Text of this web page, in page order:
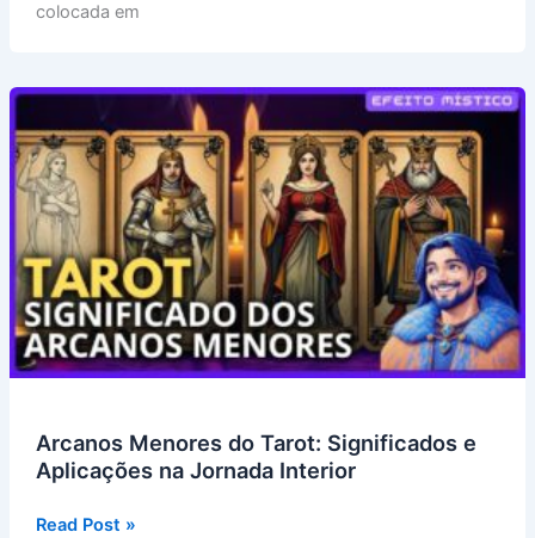
colocada em
Arcanos Menores do Tarot: Significados e
Aplicações na Jornada Interior
Arcanos
Read Post »